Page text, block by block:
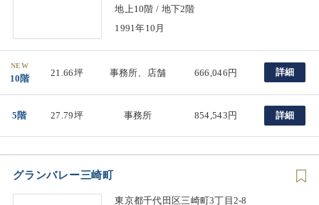
地上10階 / 地下2階
1991年10月
NEW
10階
21.66坪 事務所、店舗 666,046円 詳細
5階 27.79坪 事務所 854,543円 詳細
グランバレー三崎町
東京都千代田区三崎町3丁目2-8